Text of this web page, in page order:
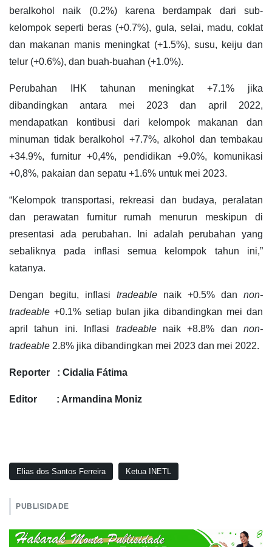
beralkohol naik (0.2%) karena berdampak dari sub-
kelompok seperti beras (+0.7%), gula, selai, madu, coklat
dan makanan manis meningkat (+1.5%), susu, keiju dan
telur (+0.6%), dan buah-buahan (+1.0%).
Perubahan IHK tahunan meningkat +7.1% jika
dibandingkan antara mei 2023 dan april 2022,
mendapatkan kontibusi dari kelompok makanan dan
minuman tidak beralkohol +7.7%, alkohol dan tembakau
+34.9%, furnitur +0,4%, pendidikan +9.0%, komunikasi
+0,8%, pakaian dan sepatu +1.6% untuk mei 2023.
“Kelompok transportasi, rekreasi dan budaya, peralatan
dan perawatan furnitur rumah menurun meskipun di
presentasi ada perubahan. Ini adalah perubahan yang
sebaliknya pada inflasi semua kelompok tahun ini,”
katanya.
Dengan begitu, inflasi tradeable naik +0.5% dan non-
tradeable +0.1% setiap bulan jika dibandingkan mei dan
april tahun ini. Inflasi tradeablenaik +8.8% dan non-
tradeable 2.8% jika dibandingkan mei 2023 dan mei 2022.
Reporter : Cidalia Fátima
Editor : Armandina Moniz
Elias dos Santos Ferreira Ketua INETL
PUBLISIDADE